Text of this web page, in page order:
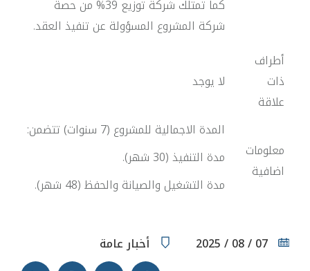
كما تمتلك شركة توزيع 39% من حصة
شركة المشروع المسؤولة عن تنفيذ العقد.
أطراف
ذات
علاقة
لا يوجد
معلومات
اضافية
المدة الاجمالية للمشروع (7 سنوات) تتضمن:
مدة التنفيذ (30 شهر).
مدة التشغيل والصيانة والحفظ (48 شهر).
07 / 08 / 2025 أخبار عامة